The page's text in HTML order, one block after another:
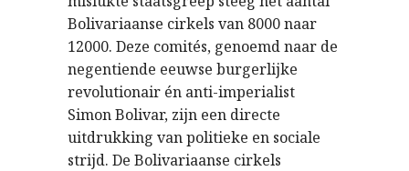
Bolivariaanse cirkels van 8000 naar
12000. Deze comités, genoemd naar de
negentiende eeuwse burgerlijke
revolutionair én anti-imperialist
Simon Bolivar, zijn een directe
uitdrukking van politieke en sociale
strijd. De Bolivariaanse cirkels